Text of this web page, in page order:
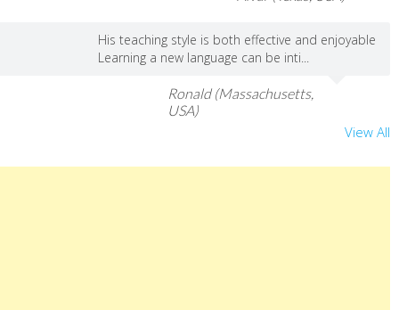
His teaching style is both effective and enjoyable
Learning a new language can be inti...
Ronald (Massachusetts,
USA)
View All